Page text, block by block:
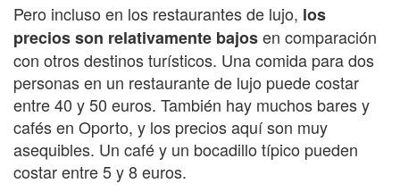
Pero incluso en los restaurantes de lujo, los
precios son relativamente bajosen comparación
con otros destinos turísticos. Una comida para dos
personas en un restaurante de lujo puede costar
entre 40 y 50 euros. También hay muchos bares y
cafés en Oporto, y los precios aquí son muy
asequibles. Un café y un bocadillo típico pueden
costar entre 5 y 8 euros.